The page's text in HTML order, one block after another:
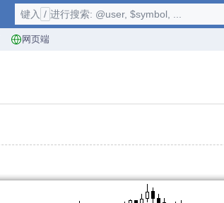
网页端
键入 / 进行搜索: @user, $symbol, ...